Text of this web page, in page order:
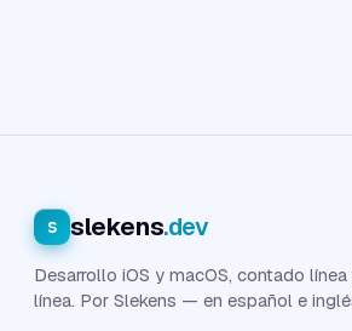
s slekens.dev
Desarrollo iOS y macOS, contado
línea. Por Slekens — en español e